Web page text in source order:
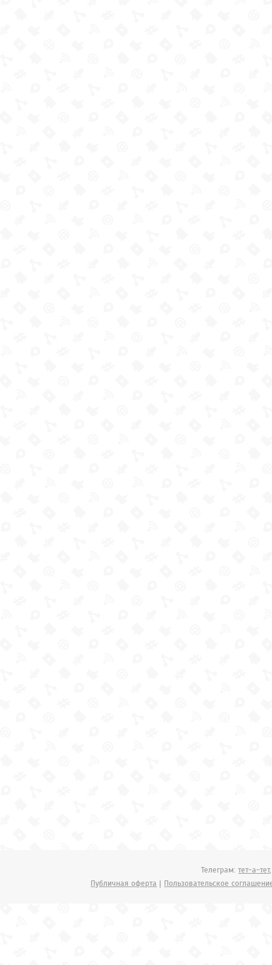
Телеграм:тет-а-тет
Публичная оферта | Пользовательское